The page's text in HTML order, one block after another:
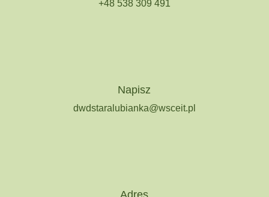
+48 538 309 491
Napisz
dwdstaralubianka@wsceit.pl
Adres